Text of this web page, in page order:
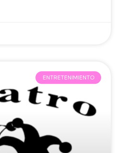
ENTRETENIMIENTO